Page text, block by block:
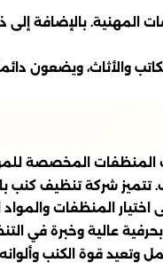
المهنية. بالإضافة
والأثاث، ويضعون
المخصصة
تتميز شركة تنظيف كنب
اختيار المنظفات والمواد
عالية وخبرة في
وتعيد قوة الكنب